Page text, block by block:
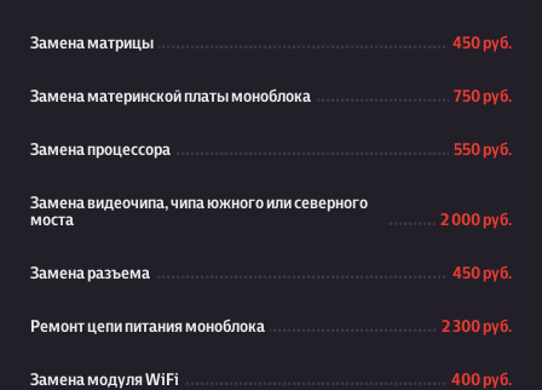
Замена матрицы 450 руб.
Замена материнской платы моноблока 750 руб.
Замена процессора 550 руб.
Замена видеочипа, чипа южного или северного
моста
2 000 руб.
Замена разъема 450 руб.
Ремонт цепи питания моноблока 2 300 руб.
Замена модуля WiFi 400 руб.